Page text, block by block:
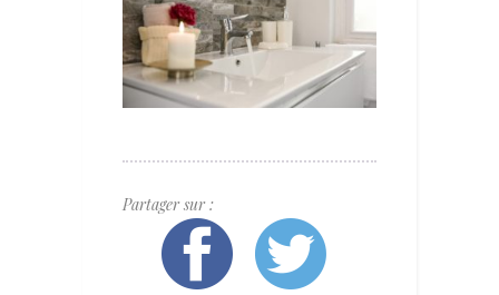
Partager sur :